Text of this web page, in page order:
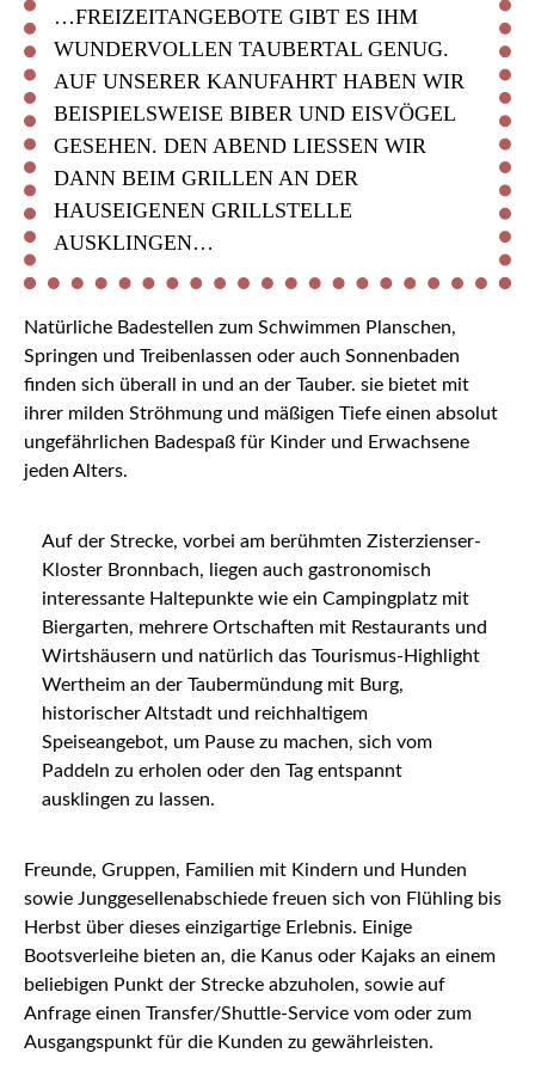
…FREIZEITANGEBOTE GIBT ES IHM
WUNDERVOLLEN TAUBERTAL GENUG.
AUF UNSERER KANUFAHRT HABEN WIR
BEISPIELSWEISE BIBER UND EISVÖGEL
GESEHEN. DEN ABEND LIESSEN WIR D
ANN BEIM GRILLEN AN DER H
AUSEIGENEN GRILLSTELLE A
USKLINGEN…
Natürliche Badestellen zum Schwimmen Planschen,
Springen und Treibenlassen oder auch Sonnenbaden
finden sich überall in und an der Tauber. sie bietet mit
ihrer milden Ströhmung und mäßigen Tiefe einen absolut
ungefährlichen Badespaß für Kinder und Erwachsene
jeden Alters.
Auf der Strecke, vorbei am berühmten Zisterzienser-
Kloster Bronnbach, liegen auch gastronomisch
interessante Haltepunkte wie ein Campingplatz mit
Biergarten, mehrere Ortschaften mit Restaurants und
Wirtshäusern und natürlich das Tourismus-Highlight
Wertheim an der Taubermündung mit Burg,
historischer Altstadt und reichhaltigem
Speiseangebot, um Pause zu machen, sich vom
Paddeln zu erholen oder den Tag entspannt
ausklingen zu lassen.
Freunde, Gruppen, Familien mit Kindern und Hunden
sowie Junggesellenabschiede freuen sich von Flühling bis
Herbst über dieses einzigartige Erlebnis. Einige
Bootsverleihe bieten an, die Kanus oder Kajaks an einem
beliebigen Punkt der Strecke abzuholen, sowie auf
Anfrage einen Transfer/Shuttle-Service vom oder zum
Ausgangspunkt für die Kunden zu gewährleisten.